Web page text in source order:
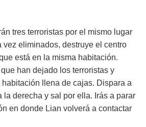
tres terroristas por el mismo lugar
vez eliminados, destruye el centro
está en la misma habitación.
han dejado los terroristas y
llena de cajas. Dispara a
la derecha y sal por ella. Irás a parar
en donde Lian volverá a contactar